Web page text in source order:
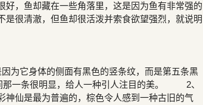
，鱼却藏在一些角落里，这是因为鱼有非常强的
很清澈，但鱼却很活泼并索食欲望强烈，就说明
为它身体的侧面有黑色的竖条纹，而是第五条黑
那一条很明显，给人一种引人注目的美。 2、
仙是最为普遍的，棕色令人感到一种古旧的气